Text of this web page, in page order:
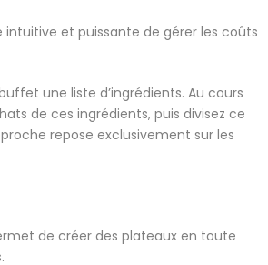
et puissante de gérer les coûts
une liste d’ingrédients. Au cours
de ces ingrédients, puis divisez ce
repose exclusivement sur les
de créer des plateaux en toute